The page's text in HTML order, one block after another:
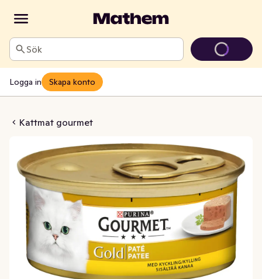
Sök
Logga in Skapa konto
Kattmat gourmet
Kyckling Paté